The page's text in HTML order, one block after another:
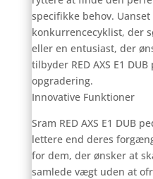
specifikke behov.
konkurrencecyklist, der
eller en entusiast, der
tilbyder RED AXS E1
opgradering.
Innovative Funktioner
Sram RED AXS E1 DUB
lettere end deres
for dem, der ønsker at
samlede vægt uden at